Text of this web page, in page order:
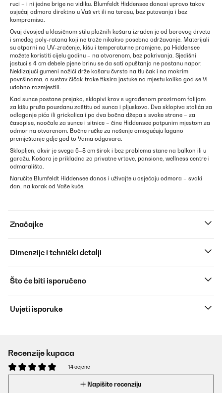
ruci – i ni jedne brige na vidiku. Blumfeldt Hiddensee donosi upravo takav
osjećaj odmora direktno u Vaš vrt ili na terasu, bez putovanja i bez
kompromisa.
Ovaj dvosjed u klasičnom stilu plažnih košara izrađen je od borovog drveta
i smeđeg poly-ratana koji ne traže nikakvo posebno održavanje. Materijali
su otporni na UV-zračenje, kišu i temperaturne promjene, pa Hiddensee
možete koristiti cijelu godinu – na otvorenom, bez pokrivanja. Sjedišni
jastuci s 4 cm debele pjene brinu se da sati opuštanja ne postanu napor.
Neklizajući gumeni nožići drže košaru čvrsto na tlu čak i na mokrim
površinama, a sustav čičak-trake fiksira jastuke na mjestu koliko god se Vi
udobno razmjestili.
Kad sunce postane prejako, sklopivi krov s ugrađenom prozirnom folijom
za kišu pruža pouzdanu zaštitu od sunca i pljuskova. Dva sklopiva stolića za
odlaganje pića ili grickalica i po dva bočna džepa s svake strane – za
časopise, naočale za sunce i sitnice – čine Hiddensee potpunim mjestom za
odmor na otvorenom. Bočne ručke za nošenje omogućuju lagano
premještanje gdje god to Vama odgovara.
Sklopljen, okvir je svega 5–8 cm širok i bez problema stane na balkon ili u
garažu. Košara je prikladna za privatne vrtove, pansione, wellness centre i
odmarališta.
Naručite Blumfeldt Hiddensee danas i uživajte u osjećaju odmora – svaki
dan, na korak od Vaše kuće.
Značajke
Dimenzije i tehnički detalji
Što će biti isporučeno
Uvjeti isporuke
Recenzije kupaca
14 ocjene
Napišite recenziju